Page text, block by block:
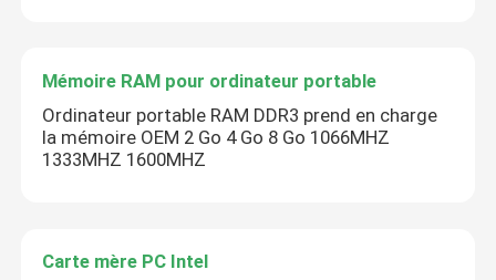
Mémoire RAM pour ordinateur portable
Ordinateur portable RAM DDR3 prend en charge
la mémoire OEM 2 Go 4 Go 8 Go 1066MHZ
1333MHZ 1600MHZ
Carte mère PC Intel